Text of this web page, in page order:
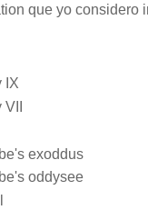
que yo considero
IX
exoddus
oddysee